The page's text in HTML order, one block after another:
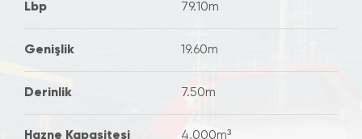
Lbp 79.10m
Genişlik 19.60m
Derinlik 7.50m
Hazne Kapasitesi 4,000m³